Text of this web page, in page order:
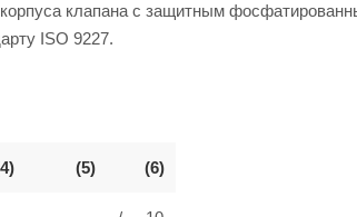
клапана с защитным
ISO 9227.
(5) (6)